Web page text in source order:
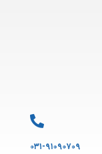
۰۳۱-۹۱۰۹۰۷۰۹